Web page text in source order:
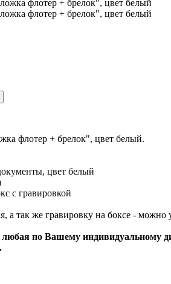
флотер + брелок", цвет белый.
цвет белый
с гравировкой
а так же гравировку на боксе - можно
по Вашему индивидуальному